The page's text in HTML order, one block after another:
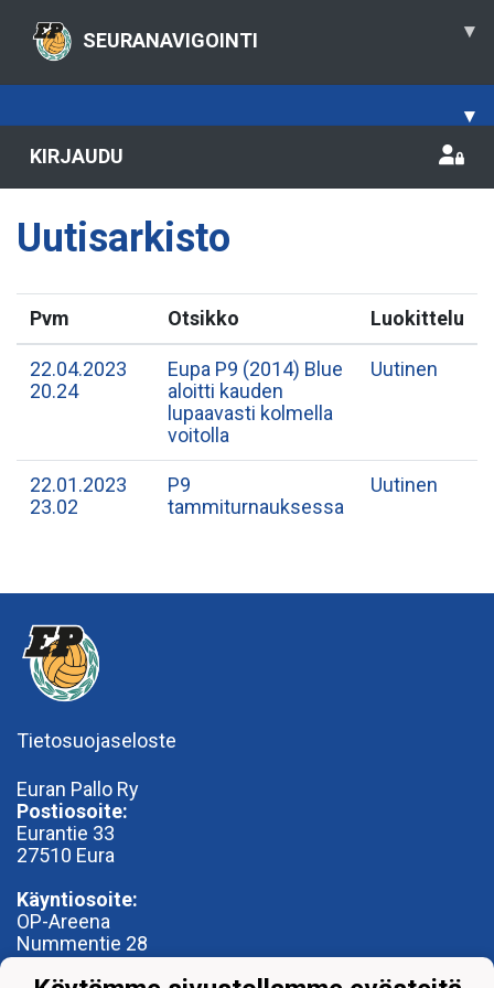
SEURANAVIGOINTI ▾
▾
KIRJAUDU
Uutisarkisto
Pvm Otsikko Luokittelu
22.04.2023
20.24
Eupa P9 (2014) Blue
aloitti kauden
lupaavasti kolmella
voitolla
Uutinen
22.01.2023
23.02
P9
tammiturnauksessa
Uutinen
Tietosuojaseloste
Euran Pallo Ry
Postiosoite:
Eurantie 33
27510 Eura
Käyntiosoite:
OP-Areena
Nummentie 28